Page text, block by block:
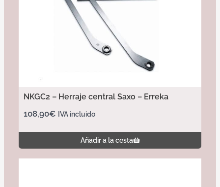
NKGC2 – Herraje central Saxo – Erreka
108,90€ IVA incluido
Añadir a la cesta